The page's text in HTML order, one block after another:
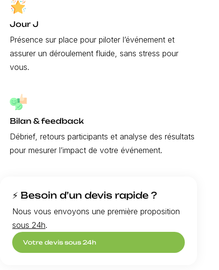
Jour J
Présence sur place pour piloter l’événement et
assurer un déroulement fluide, sans stress pour
vous.
Bilan & feedback
Débrief, retours participants et analyse des résultats
pour mesurer l’impact de votre événement.
⚡ Besoin d’un devis rapide ?
Nous vous envoyons une première proposition
sous 24h.
Votre devis sous 24h